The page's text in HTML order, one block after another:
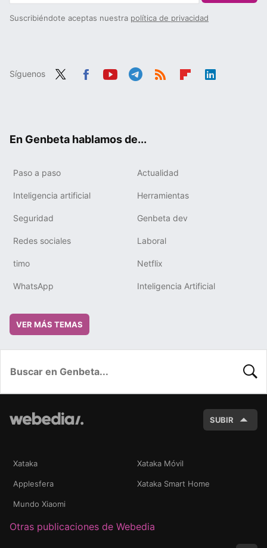
Suscribiéndote aceptas nuestra política de privacidad
Síguenos
En Genbeta hablamos de...
Paso a paso Actualidad
Inteligencia artificial Herramientas
Seguridad Genbeta dev
Redes sociales Laboral
timo Netflix
WhatsApp Inteligencia Artificial
VER MÁS TEMAS
SUBIR
Xataka Xataka Móvil
Applesfera Xataka Smart Home
Mundo Xiaomi
Otras publicaciones de Webedia